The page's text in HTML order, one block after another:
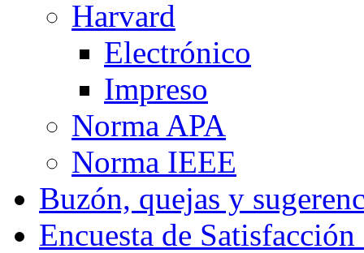
Harvard
Electrónico
Impreso
Norma APA
Norma IEEE
Buzón, quejas y
Encuesta de